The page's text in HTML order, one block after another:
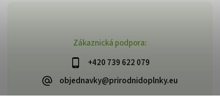
Zákaznická podpora:
+420 739 622 079
objednavky@prirodnidoplnky.eu